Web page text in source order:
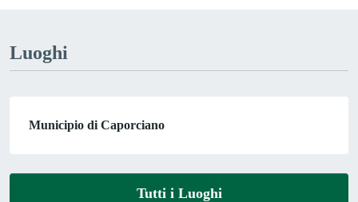
Luoghi
Municipio di Caporciano
Tutti i Luoghi